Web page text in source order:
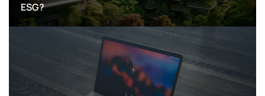
ESG?